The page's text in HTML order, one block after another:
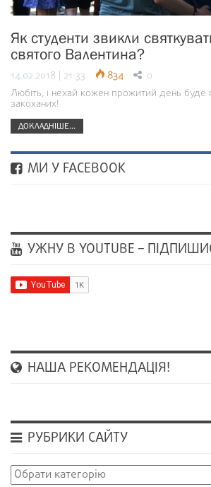
Як студенти звикли
святого Валентина?
14.02.2018 | 21:33 834 0
Любіть, і нехай кожен прожитий день
закоханих!
ДОКЛАДНІШЕ...
МИ У FACEBOOK
УЖНУ В YOUTUBE –
НАША РЕКОМЕНДАЦІЯ!
РУБРИКИ САЙТУ
Рубрики